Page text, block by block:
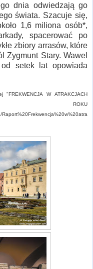
dnia odwiedzają go
świata. Szacuje się,
1,6 miliona osób*,
spacerować po
zbiory arrasów, które
Zygmunt Stary. Wawel
setek lat opowiada
W ATRAKCJACH
W ROKU